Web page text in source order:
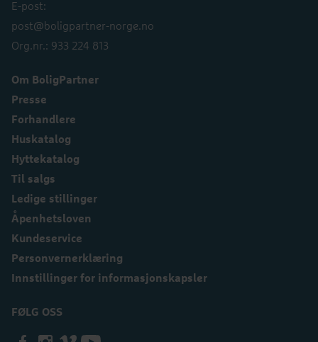
E-post:
post@boligpartner-norge.no
Org.nr.: 933 224 813
Om BoligPartner
Presse
Forhandlere
Huskatalog
Hyttekatalog
Til salgs
Ledige stillinger
Åpenhetsloven
Kundeservice
Personvernerklæring
Innstillinger for informasjonskapsler
FØLG OSS